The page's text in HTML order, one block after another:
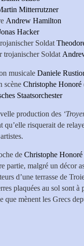
Mitterrutzner
Andrew Hamilton
Hacker
Soldat
trojanischer Soldat
musicale Daniele
scène Christophe Honoré
Staatsorchester
production des
qu’elle risquerait de
de Christophe Honoré
partie, malgré un décor
d’une terrasse de
plaquées au sol sont à
que mènent les Grecs